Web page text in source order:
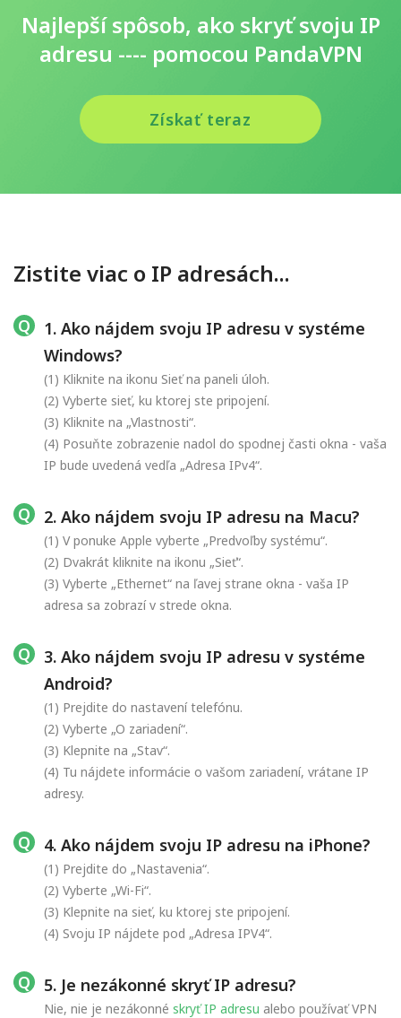
Najlepší spôsob, ako skryť svoju IP
adresu ---- pomocou PandaVPN
Získať teraz
Zistite viac o IP adresách...
1. Ako nájdem svoju IP adresu v systéme
Windows?
(1) Kliknite na ikonu Sieť na paneli úloh.
(2) Vyberte sieť, ku ktorej ste pripojení.
(3) Kliknite na „Vlastnosti“.
(4) Posuňte zobrazenie nadol do spodnej časti okna - vaša
IP bude uvedená vedľa „Adresa IPv4“.
2. Ako nájdem svoju IP adresu na Macu?
(1) V ponuke Apple vyberte „Predvoľby systému“.
(2) Dvakrát kliknite na ikonu „Sieť“.
(3) Vyberte „Ethernet“ na ľavej strane okna - vaša IP
adresa sa zobrazí v strede okna.
3. Ako nájdem svoju IP adresu v systéme
Android?
(1) Prejdite do nastavení telefónu.
(2) Vyberte „O zariadení“.
(3) Klepnite na „Stav“.
(4) Tu nájdete informácie o vašom zariadení, vrátane IP
adresy.
4. Ako nájdem svoju IP adresu na iPhone?
(1) Prejdite do „Nastavenia“.
(2) Vyberte „Wi-Fi“.
(3) Klepnite na sieť, ku ktorej ste pripojení.
(4) Svoju IP nájdete pod „Adresa IPV4“.
5. Je nezákonné skryť IP adresu?
Nie, nie je nezákonné skryť IP adresu alebo používať VPN